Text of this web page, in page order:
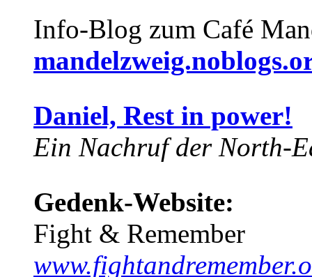
Info-Blog zum Café
Daniel, Rest in power!
Ein Nachruf der North-
Gedenk-Website:
Fight & Remember